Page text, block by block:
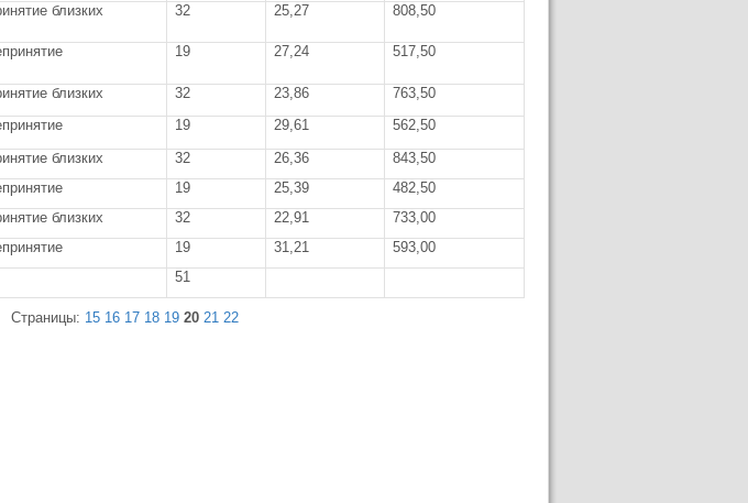
близких 32 25,27 808,50
19 27,24 517,50
близких 32 23,86
763,50
19 29,61
562,50
близких 32 26,36
843,50
19 25,39
482,50
близких 32 22,91
733,00
19 31,21
593,00
51
Страницы: 15 16 17 18 19 20 21 22